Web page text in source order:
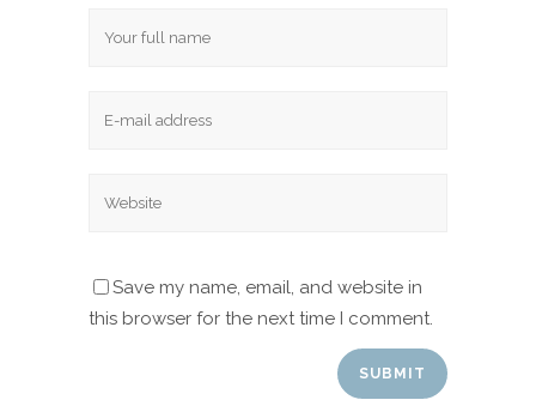
Save my name, email, and website in
this browser for the next time I comment.